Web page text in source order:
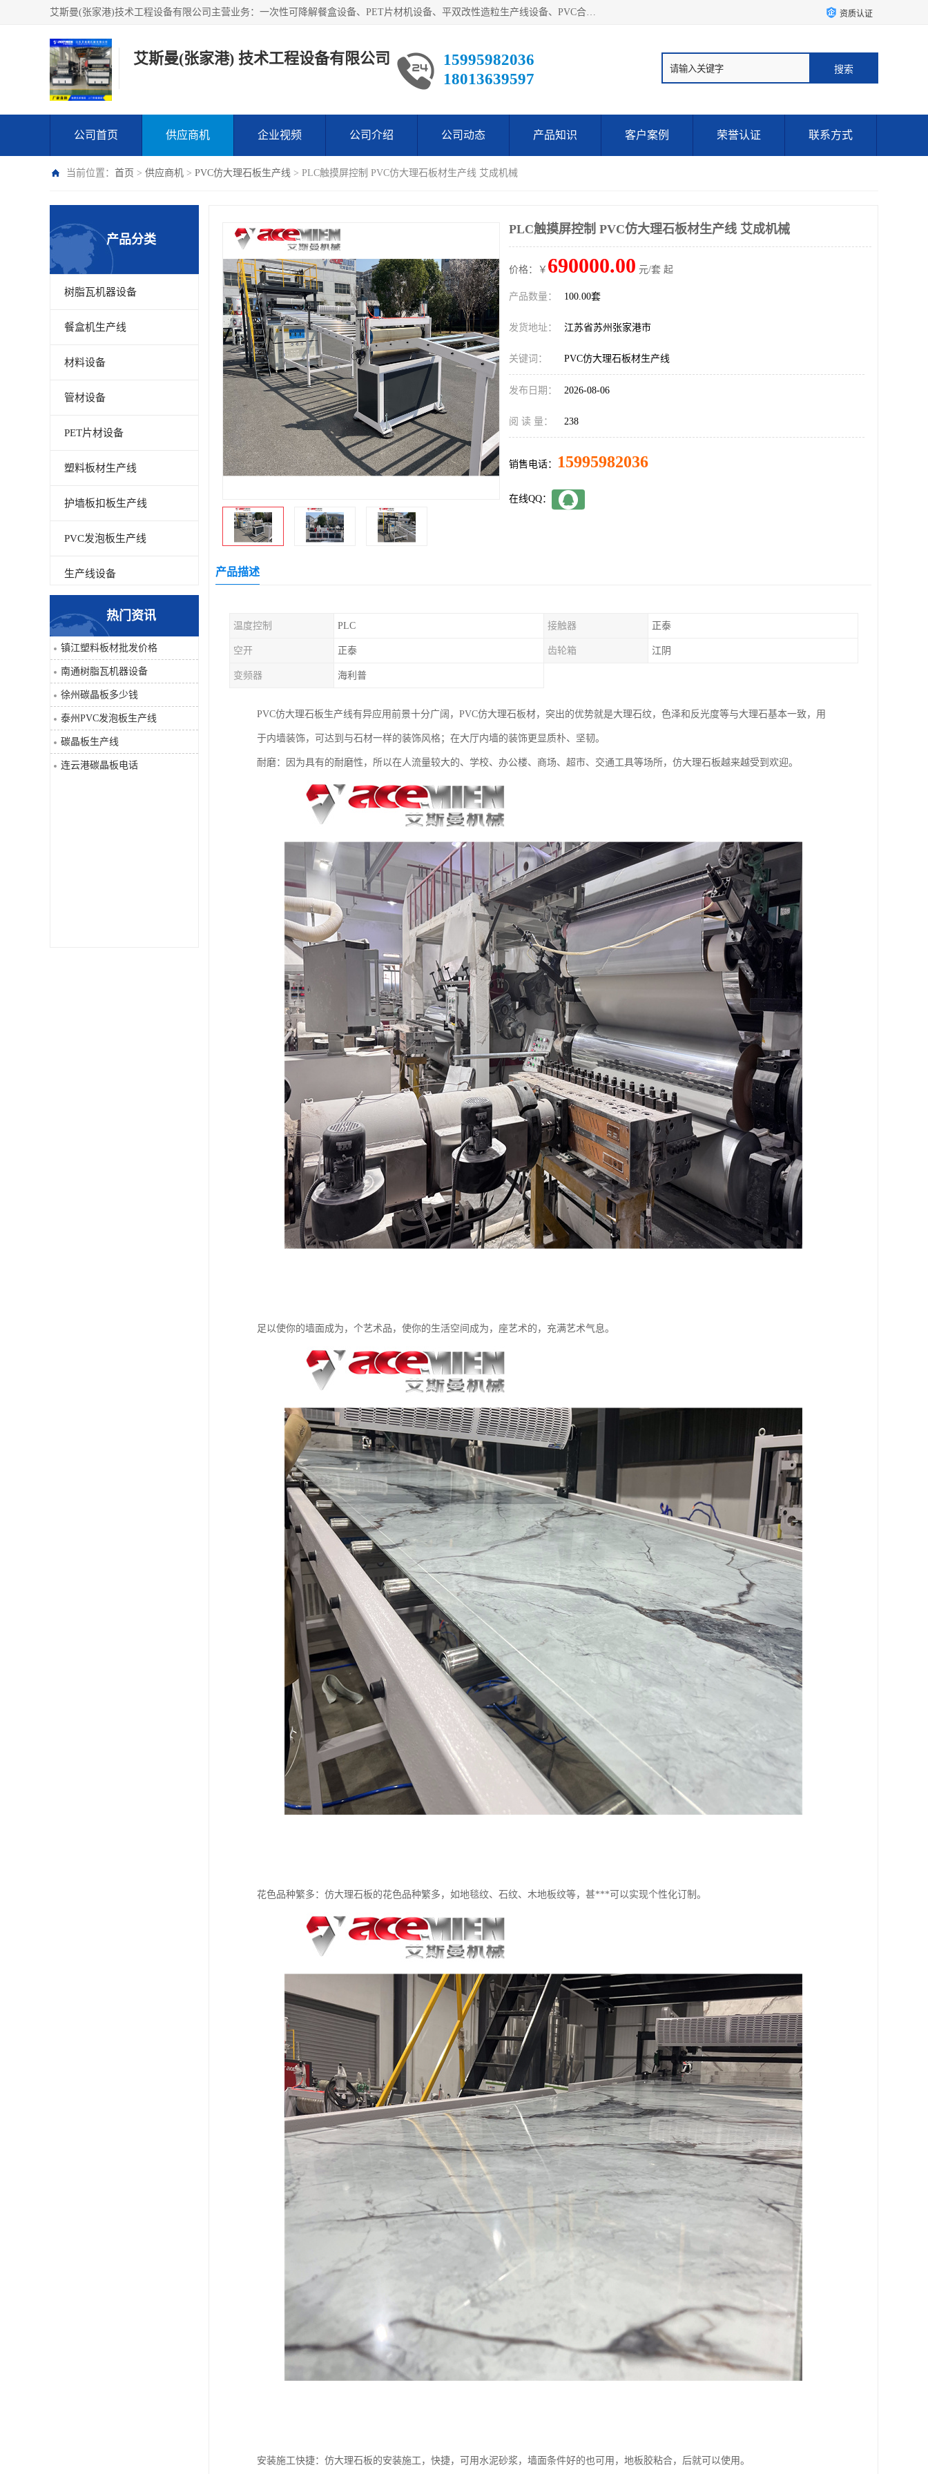
艾斯曼(张家港)技术工程设备有限公司主营业务：一次性可降解餐盒设备、PET片材机设备、平双改性造粒生产线设备、PVC合成树脂瓦设备、PP中空建筑模板设备、PVC管材设备等。成立至今，在国内我们的产品已经销售到全国所有省份，拥有多家客户，在国外产品出口到五十多个国家和地区。 资质认证
艾斯曼(张家港) 技术工程设备有限公司
15995982036
18013639597
公司首页 供应商机 企业视频 公司介绍 公司动态 产品知识 客户案例 荣誉认证 联系方式
当前位置： 首页 > 供应商机 > PVC仿大理石板生产线 > PLC触摸屏控制 PVC仿大理石板材生产线 艾成机械
产品分类
树脂瓦机器设备
餐盒机生产线
材料设备
管材设备
PET片材设备
塑料板材生产线
护墙板扣板生产线
PVC发泡板生产线
生产线设备
碳晶板生产线
PVC仿大理石板生产线
热门资讯
镇江塑料板材批发价格
南通树脂瓦机器设备
徐州碳晶板多少钱
泰州PVC发泡板生产线
碳晶板生产线
连云港碳晶板电话
PLC触摸屏控制 PVC仿大理石板材生产线 艾成机械
价格：￥ 690000.00 元/套 起
产品数量： 100.00套
发货地址： 江苏省苏州张家港市
关键词： PVC仿大理石板材生产线
发布日期： 2026-08-06
阅 读 量： 238
销售电话： 15995982036
在线QQ：
产品描述
温度控制 PLC 接触器 正泰
空开 正泰 齿轮箱 江阴
变频器 海利普
PVC仿大理石板生产线有异应用前景十分广阔，PVC仿大理石板材，突出的优势就是大理石纹，色泽和反光度等与大理石基本一致，用
于内墙装饰，可达到与石材一样的装饰风格；在大厅内墙的装饰更显质朴、坚韧。
耐磨：因为具有的耐磨性，所以在人流量较大的、学校、办公楼、商场、超市、交通工具等场所，仿大理石板越来越受到欢迎。
足以使你的墙面成为，个艺术品，使你的生活空间成为，座艺术的，充满艺术气息。
花色品种繁多：仿大理石板的花色品种繁多，如地毯纹、石纹、木地板纹等，甚***可以实现个性化订制。
安装施工快捷：仿大理石板的安装施工，快捷，可用水泥砂浆，墙面条件好的也可用，地板胶粘合，后就可以使用。